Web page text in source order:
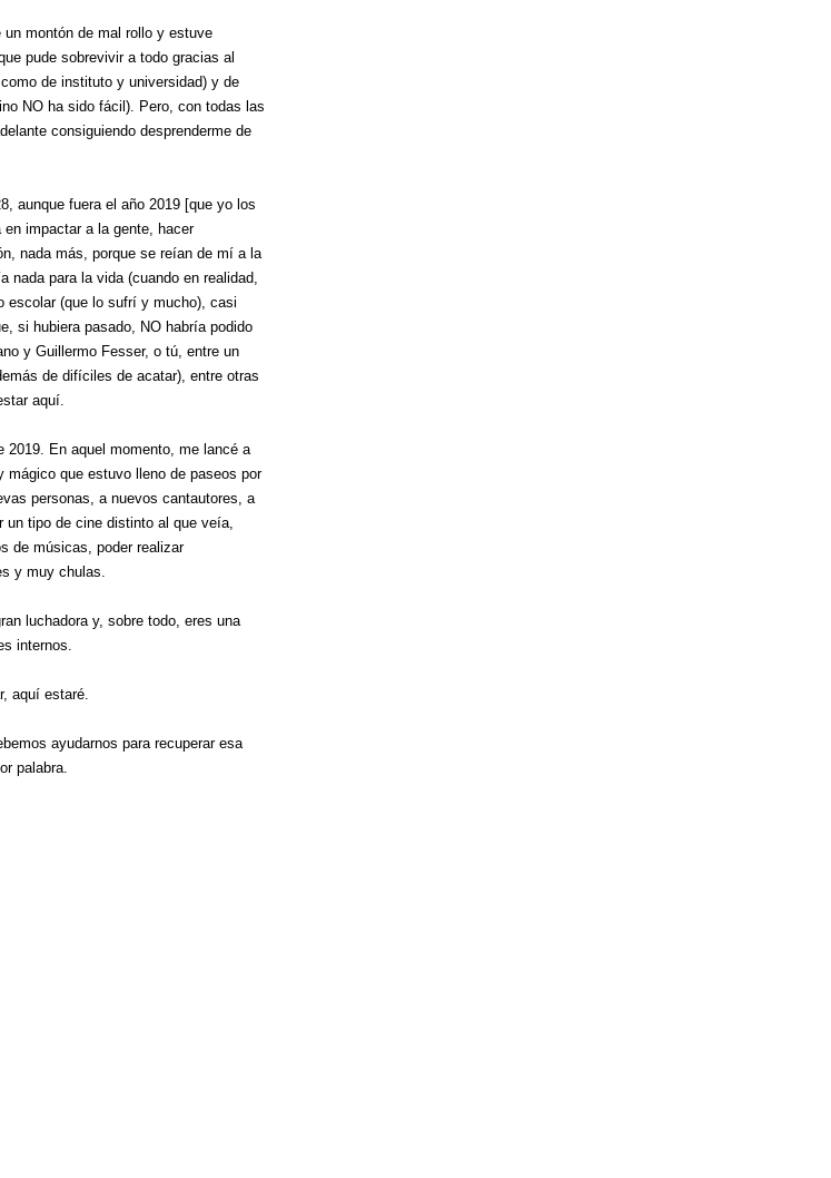
montón de mal rollo y estuve
pude sobrevivir a todo gracias al
de instituto y universidad) y de
NO ha sido fácil). Pero, con todas las
consiguiendo desprenderme de
aunque fuera el año 2019 [que yo los
impactar a la gente, hacer
nada más, porque se reían de mí a la
nada para la vida (cuando en realidad,
escolar (que lo sufrí y mucho), casi
si hubiera pasado, NO habría podido
y Guillermo Fesser, o tú, entre un
de difíciles de acatar), entre otras
aquí.
2019. En aquel momento, me lancé a
mágico que estuvo lleno de paseos por
personas, a nuevos cantautores, a
tipo de cine distinto al que veía,
de músicas, poder realizar
y muy chulas.
luchadora y, sobre todo, eres una
internos.
aquí estaré.
ayudarnos para recuperar esa
palabra.